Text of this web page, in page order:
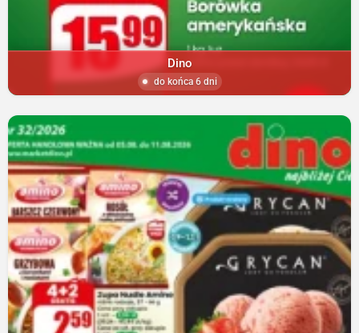
Dino
do końca 6 dni